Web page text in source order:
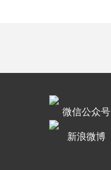
微信公众号
新浪微博